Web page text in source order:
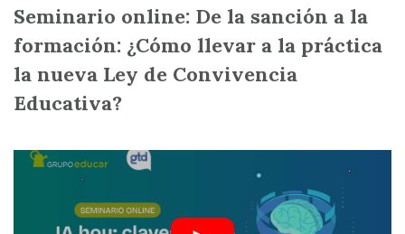
Seminario online: De la sanción a la
formación: ¿Cómo llevar a la práctica
la nueva Ley de Convivencia
Educativa?